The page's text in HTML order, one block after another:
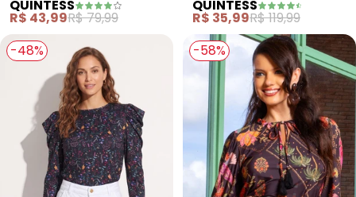
(Preta/Verde/Bege)
com Recortes e Gola
Alta
QUINTESS
R$ 43,99R$ 79,99
Detalhe em Plumas
Frontal
QUINTESS
R$ 35,99R$ 119,99
-48%
-58%